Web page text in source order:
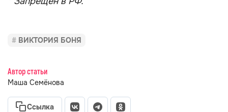
ВИКТОРИЯ БОНЯ
Автор статьи
Маша Семёнова
Ссылка